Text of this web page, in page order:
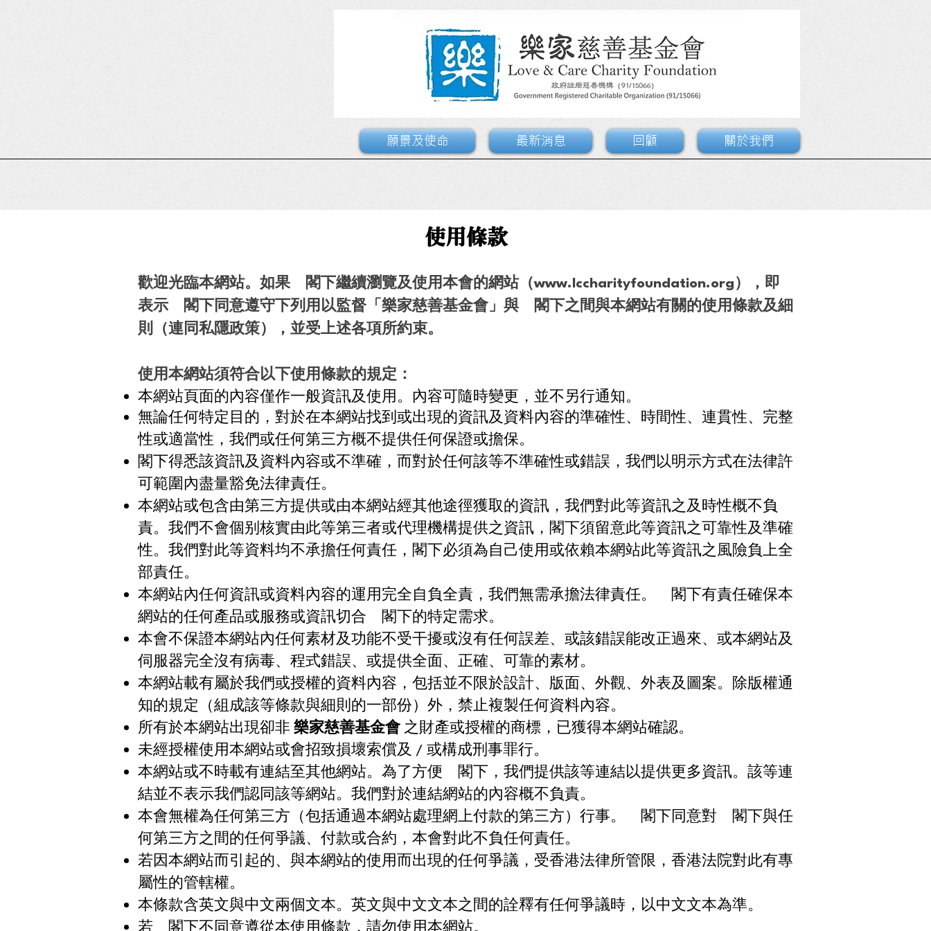
願景及使命 最新消息 回顧 關於我們
使用條款
歡迎光臨本網站。如果 閣下繼續瀏覽及使用本會的網站（www.lccharityfoundation.org ），即
表示 閣下同意遵守下列用以監督「 樂家慈善基金會」與 閣下之間與本網站有關的使用條款及細
則（連同私隱政策），並受上述各項所約束。
使用本網站須符合以下使用條款的規定：
本網站頁面的內容僅作一般資訊及使用。內容可隨時變更，並不另行通知。
無論任何特定目的，對於在本網站找到或出現的資訊及資料內容的準確性、時間性、連貫性、完整
性或適當性，我們或任何第三方概不提供任何保證或擔保。
閣下得悉該資訊及資料內容或不準確，而對於任何該等不準確性或錯誤，我們以明示方式在法律許
可範圍內盡量豁免法律責任。
本網站或包含由第三方提供或由本網站經其他途徑獲取的資訊，我們對此等資訊之及時性概不負
責。我們不會個别核實由此等第三者或代理機構提供之資訊，閣下須留意此等資訊之可靠性及準確
性。我們對此等資料均不承擔任何責任，閣下必須為自己使用或依賴本網站此等資訊之風險負上全
部責任。
本網站內任何資訊或資料內容的運用完全自負全責，我們無需承擔法律責任。 閣下有責任確保本
網站的任何產品或服務或資訊切合 閣下的特定需求。
本會不保證本網站內任何素材及功能不受干擾或沒有任何誤差、或該錯誤能改正過來、或本網站及
伺服器完全沒有病毒、程式錯誤、或提供全面、正確、可靠的素材。
本網站載有屬於我們或授權的資料內容，包括並不限於設計、版面、外觀、外表及圖案。除版權通
知的規定（組成該等條款與細則的一部份）外，禁止複製任何資料內容。
所有於本網站出現卻非 樂家慈善基金會之財產或授權的商標，已獲得本網站確認。
未經授權使用本網站或會招致損壞索償及 / 或構成刑事罪行。
本網站或不時載有連結至其他網站。為了方便 閣下，我們提供該等連結以提供更多資訊。該等連
結並不表示我們認同該等網站。我們對於連結網站的內容概不負責。
本會無權為任何第三方（包括通過本網站處理網上付款的第三方）行事。 閣下同意對 閣下與任
何第三方之間的任何爭議、付款或合約，本會對此不負任何責任。
若因本網站而引起的、與本網站的使用而出現的任何爭議，受香港法律所管限，香港法院對此有專
屬性的管轄權。
本條款含英文與中文兩個文本。英文與中文文本之間的詮釋有任何爭議時，以中文文本為準。
若 閣下不同意遵從本使用條款，請勿使用本網站。